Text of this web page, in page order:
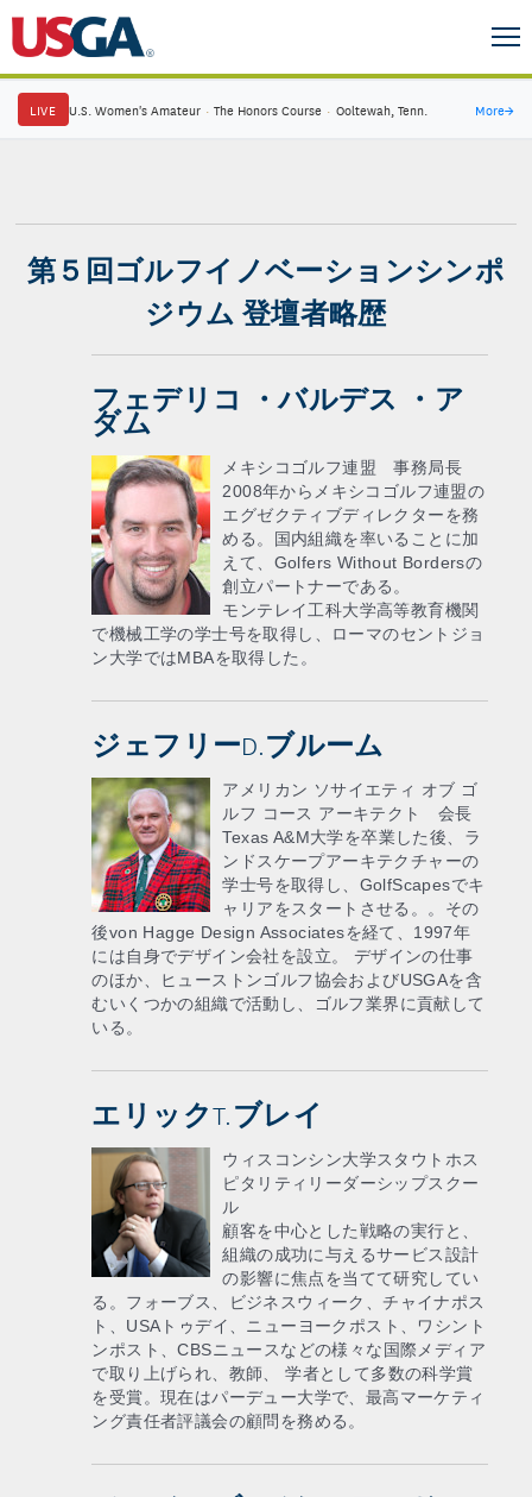
LIVE U.S. Women's Amateur · The Honors Course · Ooltewah, Tenn. More→
第５回ゴルフイノベーションシンポ
ジウム 登壇者略歴
フェデリコ ・バルデス ・ア
ダム
メキシコゴルフ連盟 事務局長
2008年からメキシコゴルフ連盟の
エグゼクティブディレクターを務
める。国内組織を率いることに加
えて、Golfers Without Bordersの
創立パートナーである。
モンテレイ工科大学高等教育機関
で機械工学の学士号を取得し、ローマのセントジョ
ン大学ではMBAを取得した。
ジェフリーD.ブルーム
アメリカン ソサイエティ オブ ゴ
ルフ コース アーキテクト 会長
Texas A&M大学を卒業した後、ラ
ンドスケープアーキテクチャーの
学士号を取得し、GolfScapesでキ
ャリアをスタートさせる。。その
後von Hagge Design Associatesを経て、1997年
には自身でデザイン会社を設立。 デザインの仕事
のほか、ヒューストンゴルフ協会およびUSGAを含
むいくつかの組織で活動し、ゴルフ業界に貢献して
いる。
エリックT.ブレイ
ウィスコンシン大学スタウトホス
ピタリティリーダーシップスクー
ル
顧客を中心とした戦略の実行と、
組織の成功に与えるサービス設計
の影響に焦点を当てて研究してい
る。フォーブス、ビジネスウィーク、チャイナポス
ト、USAトゥデイ、ニューヨークポスト、ワシント
ンポスト、CBSニュースなどの様々な国際メディア
で取り上げられ、教師、 学者として多数の科学賞
を受賞。現在はパーデュー大学で、最高マーケティ
ング責任者評議会の顧問を務める。